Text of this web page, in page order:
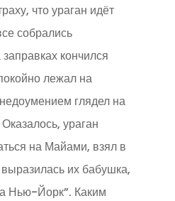
что ураган идёт
собрались
кончился
лежал на
глядел на
ураган
на Майами, взял в
их бабушка,
Нью-Йорк”. Каким